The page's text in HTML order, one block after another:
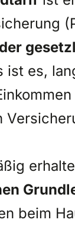
ist es,
beim